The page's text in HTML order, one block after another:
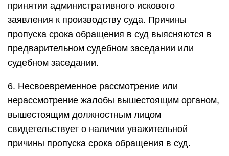
принятии административного искового
заявления к производству суда. Причины
пропуска срока обращения в суд выясняются в
предварительном судебном заседании или
судебном заседании.
6. Несвоевременное рассмотрение или
нерассмотрение жалобы вышестоящим органом,
вышестоящим должностным лицом
свидетельствует о наличии уважительной
причины пропуска срока обращения в суд.